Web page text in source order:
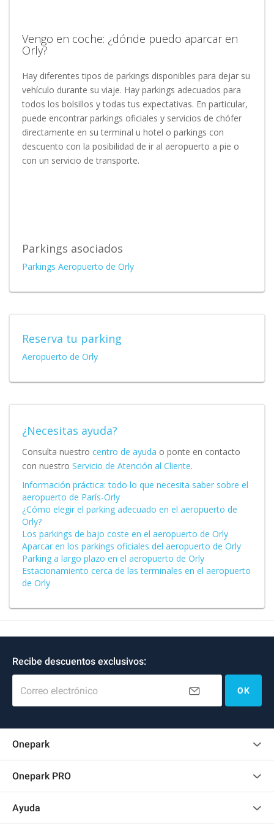
Vengo en coche: ¿dónde puedo aparcar en
Orly?
Hay diferentes tipos de parkings disponibles para dejar su
vehículo durante su viaje. Hay parkings adecuados para
todos los bolsillos y todas tus expectativas. En particular,
puede encontrar parkings oficiales y servicios de chófer
directamente en su terminal u hotel o parkings con
descuento con la posibilidad de ir al aeropuerto a pie o
con un servicio de transporte.
Parkings asociados
Parkings Aeropuerto de Orly
Reserva tu parking
Aeropuerto de Orly
¿Necesitas ayuda?
Consulta nuestro centro de ayuda o ponte en contacto
con nuestro Servicio de Atención al Cliente.
Información práctica: todo lo que necesita saber sobre el
aeropuerto de París-Orly
¿Cómo elegir el parking adecuado en el aeropuerto de
Orly?
Los parkings de bajo coste en el aeropuerto de Orly
Aparcar en los parkings oficiales del aeropuerto de Orly
Parking a largo plazo en el aeropuerto de Orly
Estacionamiento cerca de las terminales en el aeropuerto
de Orly
Recibe descuentos exclusivos:
Correo electrónico OK
Onepark
Onepark PRO
Convertirse en colaborador
Ayuda